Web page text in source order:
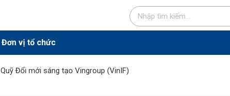
Đơn vị tổ chức
Quỹ Đổi mới sáng tạo Vingroup (VinIF)